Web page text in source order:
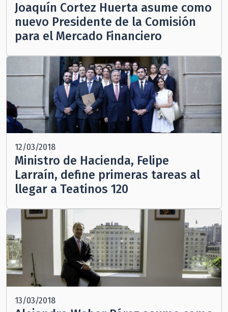
Joaquín Cortez Huerta asume como
nuevo Presidente de la Comisión
para el Mercado Financiero
12/03/2018
Ministro de Hacienda, Felipe
Larraín, define primeras tareas al
llegar a Teatinos 120
13/03/2018